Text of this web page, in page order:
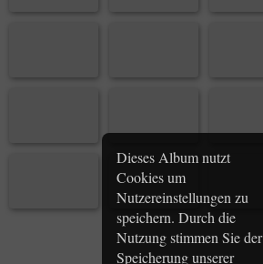
Dieses Album nutzt
Cookies um
Nutzereinstellungen zu
speichern. Durch die
Nutzung stimmen Sie der
Speicherung unserer